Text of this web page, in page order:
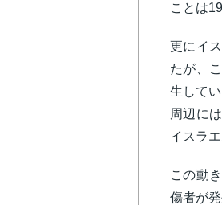
ことは
更にイ
たが、
生して
周辺に
イスラ
この動
傷者が